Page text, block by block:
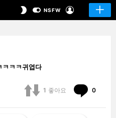
SWITCHNSFW
ㅋㅋ귀엽다
1 좋아요 0